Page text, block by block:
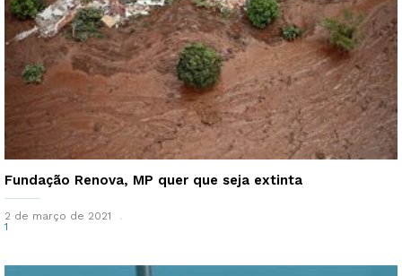
Fundação Renova, MP quer que seja extinta
2 de março de 2021
1